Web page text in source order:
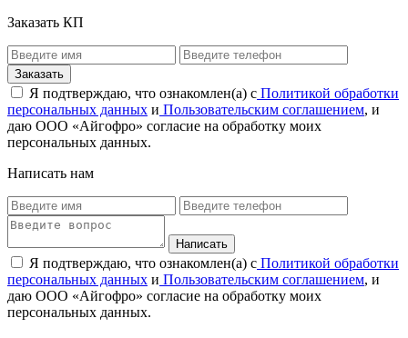
Заказать КП
Я подтверждаю, что ознакомлен(а) с Политикой обработки
персональных данных и Пользовательским соглашением, и
даю ООО «Айгофро» согласие на обработку моих
персональных данных.
Написать нам
Я подтверждаю, что ознакомлен(а) с Политикой обработки
персональных данных и Пользовательским соглашением, и
даю ООО «Айгофро» согласие на обработку моих
персональных данных.